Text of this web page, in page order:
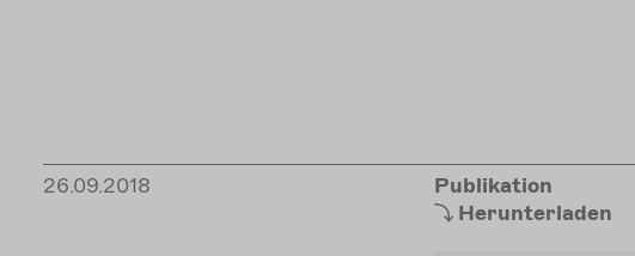
26.09.2018
Publikation
Herunterladen